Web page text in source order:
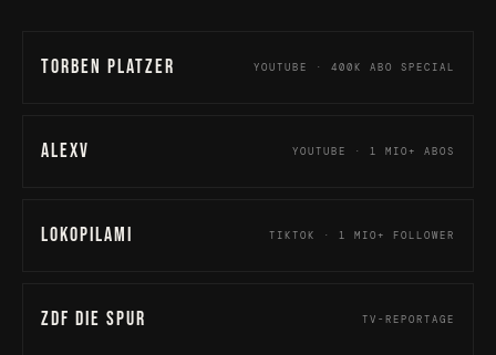
Torben Platzer YOUTUBE · 400K ABO SPECIAL
AlexV YOUTUBE · 1 MIO+ ABOS
Lokopilami TIKTOK · 1 MIO+ FOLLOWER
ZDF Die Spur TV-REPORTAGE